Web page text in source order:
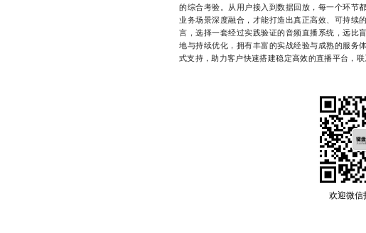
的综合考验。从用户接入到数据回放，每一个环节
业务场景深度融合，才能打造出真正高效、可持续
言，选择一套经过实践验证的音频直播系统，远比
地与持续优化，拥有丰富的实战经验与成熟的服务
式支持，助力客户快速搭建稳定高效的直播平台，联
欢迎微信